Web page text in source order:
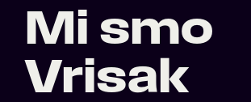
Mi smo
Vrisak